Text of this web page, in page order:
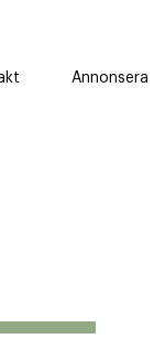
Annonsera